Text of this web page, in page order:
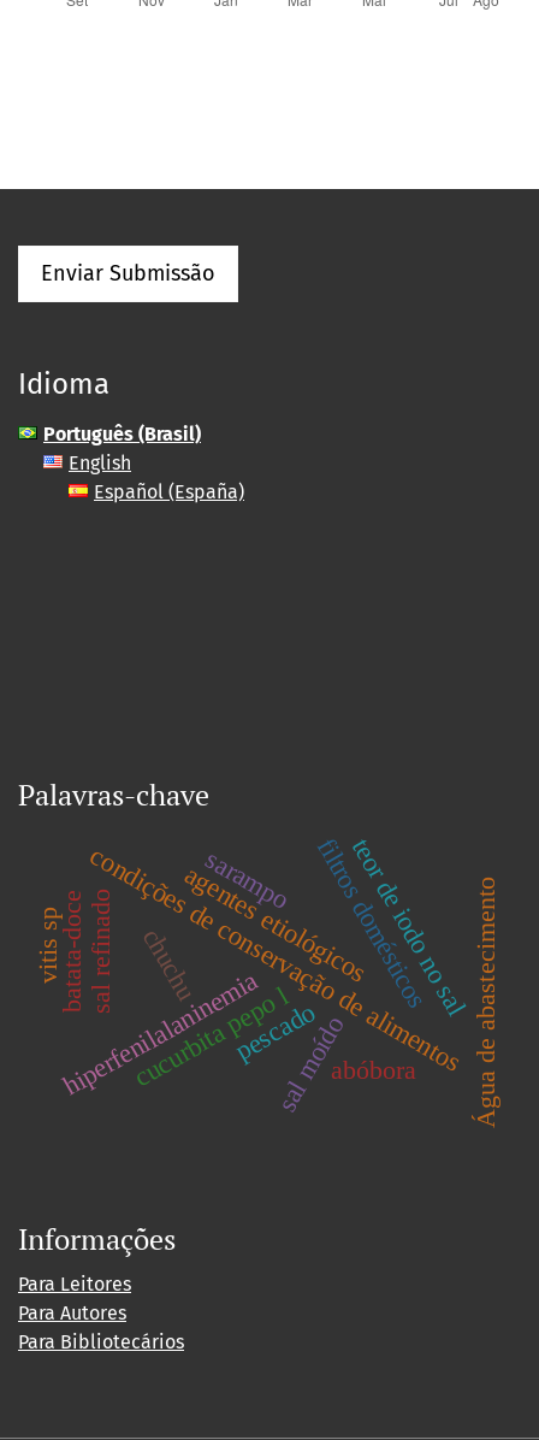
Enviar Submissão
Idioma
Português (Brasil)
English
Español (España)
Palavras-chave
pescado
condições de conservação de alimentos
hiperfenilalaninemia
filtros domésticos Água de abastecimento
sal refinado
sal moído
teor de iodo no sal
agentes etiológicos
cucurbita pepo l abóbora
chuchu
batata-doce
vitis sp
sarampo
Informações
Para Leitores
Para Autores
Para Bibliotecários